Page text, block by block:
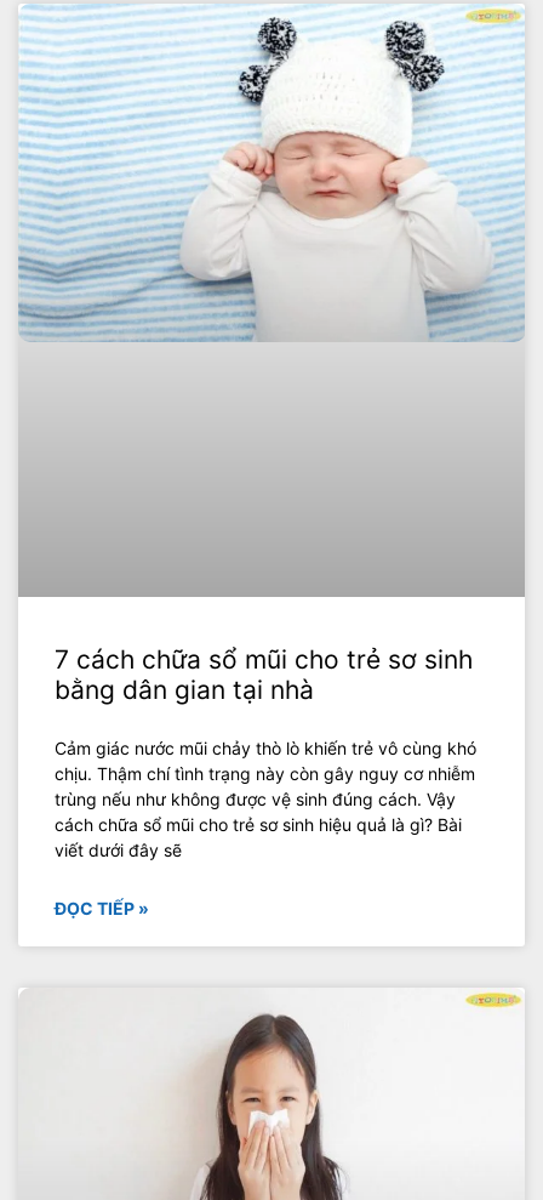
7 cách chữa sổ mũi cho trẻ sơ sinh
bằng dân gian tại nhà
Cảm giác nước mũi chảy thò lò khiến trẻ vô cùng khó
chịu. Thậm chí tình trạng này còn gây nguy cơ nhiễm
trùng nếu như không được vệ sinh đúng cách. Vậy
cách chữa sổ mũi cho trẻ sơ sinh hiệu quả là gì? Bài
viết dưới đây sẽ
ĐỌC TIẾP »